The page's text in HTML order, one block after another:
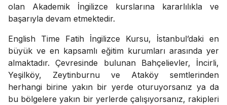
olan Akademik İngilizce kurslarına kararlılıkla ve
başarıyla devam etmektedir.
English Time Fatih İngilizce Kursu, İstanbul’daki en
büyük ve en kapsamlı eğitim kurumları arasında yer
almaktadır. Çevresinde bulunan Bahçelievler, İncirli,
Yeşilköy, Zeytinburnu ve Ataköy semtlerinden
herhangi birine yakın bir yerde oturuyorsanız ya da
bu bölgelere yakın bir yerlerde çalışıyorsanız, rakipleri